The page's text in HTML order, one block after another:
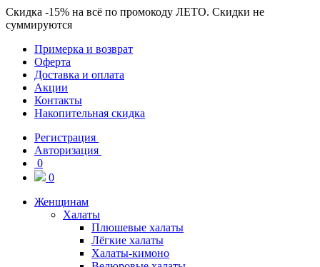
Скидка -15% на всё по промокоду ЛЕТО. Скидки не
суммируются
Примерка и возврат
Оферта
Доставка и оплата
Акции
Контакты
Накопительная скидка
Регистрация
Авторизация
0
0
Женщинам
Халаты
Плюшевые халаты
Лёгкие халаты
Халаты-кимоно